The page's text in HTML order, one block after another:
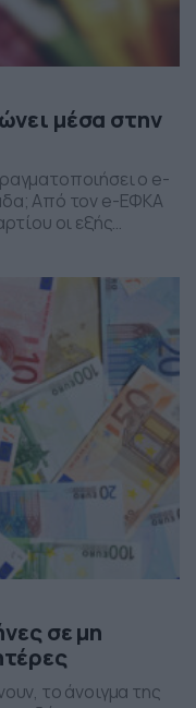
μέσα στην
ο e-
Από τον e-ΕΦΚΑ
οι εξής
σε συνέχεια
σε μη
το άνοιγμα της